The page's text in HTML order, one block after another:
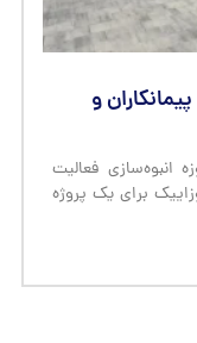
و
انبوه‌سازی فعالیت
برای یک پروژه